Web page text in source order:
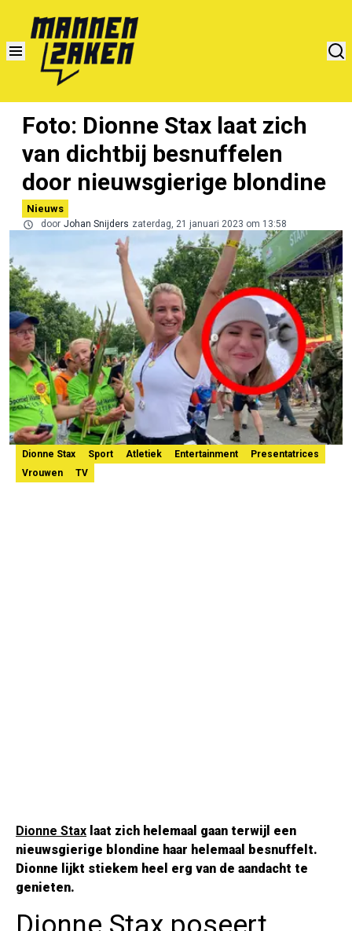
Foto: Dionne Stax laat zich
van dichtbij besnuffelen
door nieuwsgierige blondine
Nieuws
door Johan Snijders zaterdag, 21 januari 2023 om 13:58
Dionne Stax Sport Atletiek Entertainment
Presentatrices
Vrouwen
TV
Dionne Stax laat zich helemaal gaan terwijl een
nieuwsgierige blondine haar helemaal besnuffelt.
Dionne lijkt stiekem heel erg van de aandacht te
genieten.